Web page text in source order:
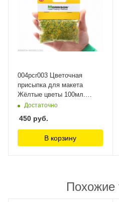
004pcr003 Цветочная
присыпка для макета
Жёлтые цветы 100мл.
Morrison
Достаточно
450 руб.
В корзину
Похожие